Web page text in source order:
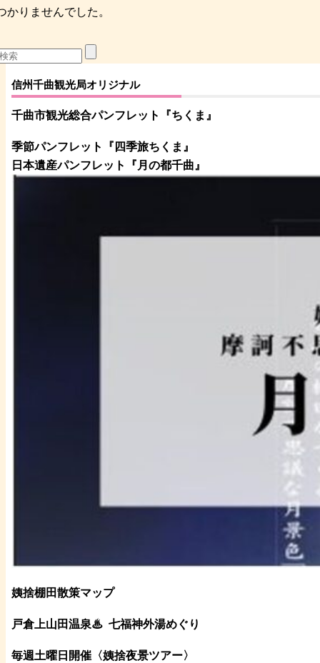
かりませんでした。
信州千曲観光局オリジナル
千曲市観光総合パンフレット 『ちくま 』
季節パンフレット『四季旅ちくま』
日本遺産パンフレット
『月の都千曲 』
姨捨棚田散策マップ
戸倉上山田温泉♨ 七福神外湯めぐり
毎週土曜日開催〈姨捨夜景ツアー〉